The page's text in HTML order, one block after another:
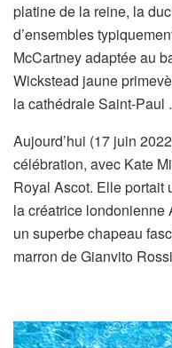
platine de la reine, la
d’ensembles
McCartney adaptée au
Wickstead jaune
la cathédrale Saint-Paul .
Aujourd’hui (17 juin
célébration, avec Kate
Royal Ascot. Elle portait
la créatrice londonienne
un superbe chapeau
marron de Gianvito